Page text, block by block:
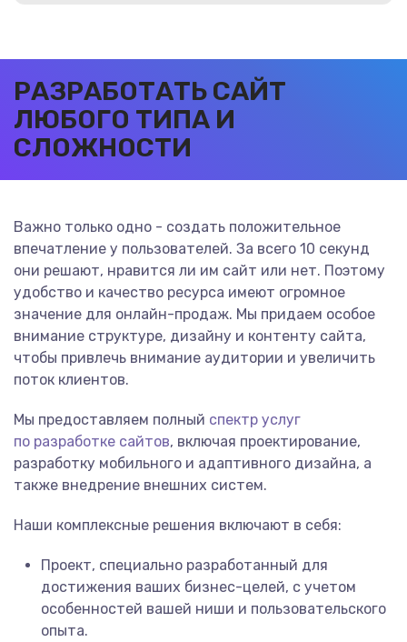
РАЗРАБОТАТЬ САЙТ
ЛЮБОГО ТИПА И
СЛОЖНОСТИ
Важно только одно - создать положительное
впечатление у пользователей. За всего 10 секунд
они решают, нравится ли им сайт или нет. Поэтому
удобство и качество ресурса имеют огромное
значение для онлайн-продаж. Мы придаем особое
внимание структуре, дизайну и контенту сайта,
чтобы привлечь внимание аудитории и увеличить
поток клиентов.
Мы предоставляем полный спектр услуг
по разработке сайтов, включая проектирование,
разработку мобильного и адаптивного дизайна, а
также внедрение внешних систем.
Наши комплексные решения включают в себя:
Проект, специально разработанный для
достижения ваших бизнес-целей, с учетом
особенностей вашей ниши и пользовательского
опыта.